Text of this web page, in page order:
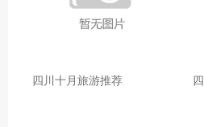
四川十月旅游推荐